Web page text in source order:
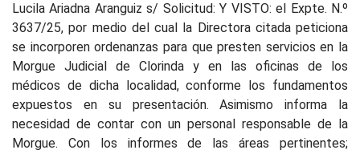
Lucila Ariadna Aranguiz s/ Solicitud: Y VISTO: el Expte. N.º
3637/25, por medio del cual la Directora citada peticiona
se incorporen ordenanzas para que presten servicios en la
Morgue Judicial de Clorinda y en las oficinas de los
médicos de dicha localidad, conforme los fundamentos
expuestos en su presentación. Asimismo informa la
necesidad de contar con un personal responsable de la
Morgue. Con los informes de las áreas pertinentes;